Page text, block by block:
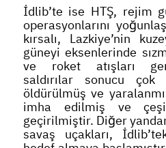
İdlib’te ise HTŞ, rejim
operasyonlarını
kırsalı, Lazkiye’nin
güneyi eksenlerinde
ve roket atışları
saldırılar sonucu
öldürülmüş ve
imha edilmiş ve
geçirilmiştir. Diğer
savaş uçakları,